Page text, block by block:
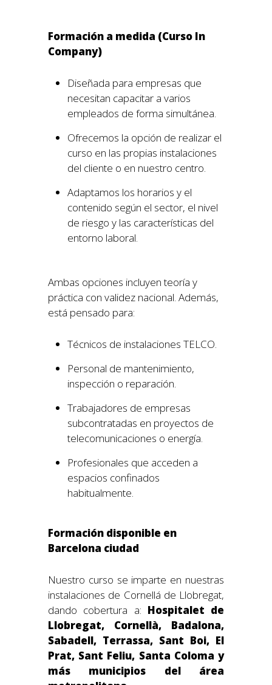
Formación a medida (Curso In
Company)
Diseñada para empresas que
necesitan capacitar a varios
empleados de forma simultánea.
Ofrecemos la opción de realizar el
curso en las propias instalaciones
del cliente o en nuestro centro.
Adaptamos los horarios y el
contenido según el sector, el nivel
de riesgo y las características del
entorno laboral.
Ambas opciones incluyen teoría y
práctica con validez nacional. Además,
está pensado para:
Técnicos de instalaciones TELCO.
Personal de mantenimiento,
inspección o reparación.
Trabajadores de empresas
subcontratadas en proyectos de
telecomunicaciones o energía.
Profesionales que acceden a
espacios confinados
habitualmente.
Formación disponible en
Barcelona ciudad
Nuestro curso se imparte en nuestras
instalaciones de Cornellá de Llobregat,
dando cobertura a: Hospitalet de
Llobregat, Cornellà, Badalona,
Sabadell, Terrassa, Sant Boi, El
Prat, Sant Feliu, Santa Coloma y
más municipios del área